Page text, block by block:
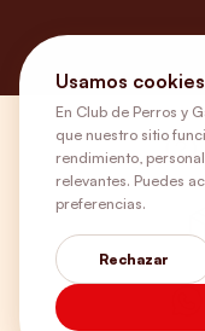
Usamos
En Club de Perros y
que nuestro sitio
rendimiento,
relevantes. Puedes
preferencias.
Rechazar